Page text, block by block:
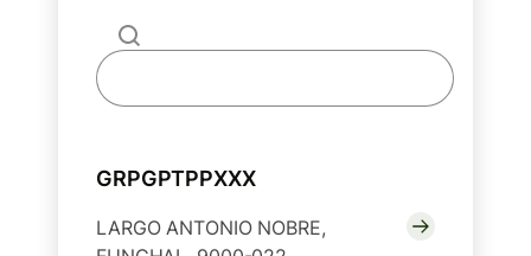
GRPGPTPPXXX
LARGO ANTONIO NOBRE,